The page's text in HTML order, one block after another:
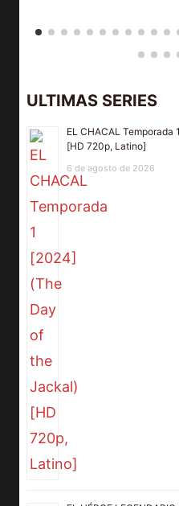
ULTIMAS SERIES
EL CHACAL
[HD 720p, Latino]
6 de agosto de 2026